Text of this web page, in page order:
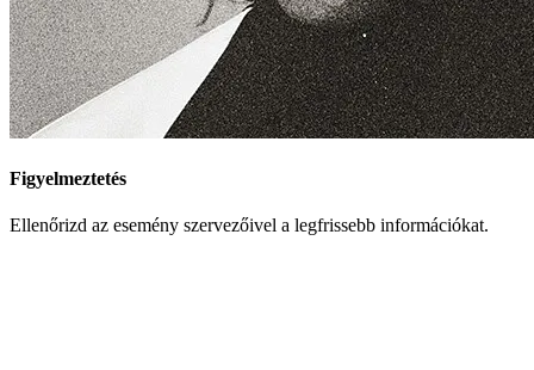
Figyelmeztetés
Ellenőrizd az esemény szervezőivel a legfrissebb információkat.